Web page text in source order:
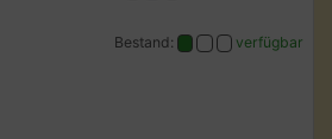
Bestand:
verfügbar